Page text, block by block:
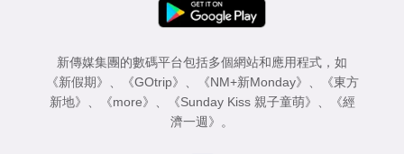
新傳媒集團的數碼平台包括多個網站和應用程式，如
《新假期》 、 《GOtrip》 、 《NM+新Monday》 、
《東方
新地》 、 《more》 、 《Sunday Kiss 親子童萌》 、
《經
濟一週》 。